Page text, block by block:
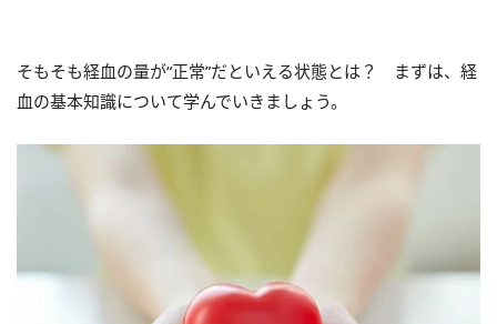
そもそも経血の量が“正常”だといえる状態とは？ まずは、経
血の基本知識について学んでいきましょう。